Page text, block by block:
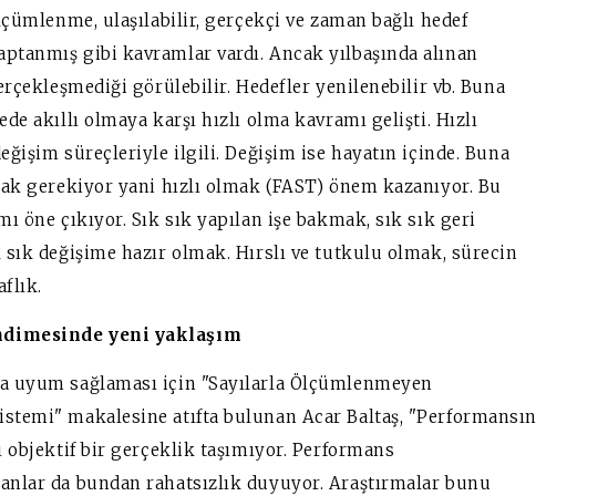
ulaşılabilir, gerçekçi ve zaman bağlı hedef
gibi kavramlar vardı. Ancak yılbaşında alınan
görülebilir. Hedefler yenilenebilir vb. Buna
akıllı olmaya karşı hızlı olma kavramı gelişti. Hızlı
süreçleriyle ilgili. Değişim ise hayatın içinde. Buna
gerekiyor yani hızlı olmak (FAST) önem kazanıyor. Bu
öne çıkıyor. Sık sık yapılan işe bakmak, sık sık geri
değişime hazır olmak. Hırslı ve tutkulu olmak, sürecin
yeni yaklaşım
uyum sağlaması için "Sayılarla Ölçümlenmeyen
makalesine atıfta bulunan Acar Baltaş, "Performansın
objektif bir gerçeklik taşımıyor. Performans
da bundan rahatsızlık duyuyor. Araştırmalar bunu